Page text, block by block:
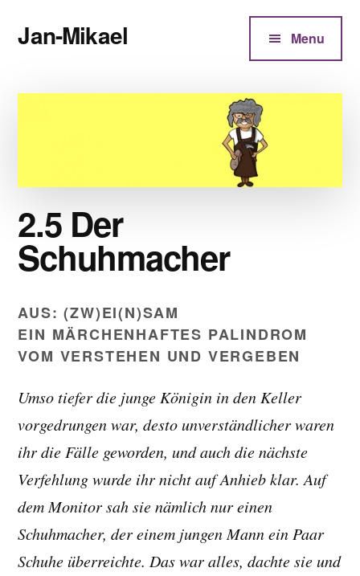
Inhalt
springen
menu
Jan-Mikael Menu
2.5 Der
Schuhmacher
AUS: (ZW)EI(N)SAM
EIN MÄRCHENHAFTES PALINDROM
VOM VERSTEHEN UND VERGEBEN
Umso tiefer die junge Königin in den Keller
vorgedrungen war, desto unverständlicher waren
ihr die Fälle geworden, und auch die nächste
Verfehlung wurde ihr nicht auf Anhieb klar. Auf
dem Monitor sah sie nämlich nur einen
Schuhmacher, der einem jungen Mann ein Paar
Schuhe überreichte. Das war alles, dachte sie und